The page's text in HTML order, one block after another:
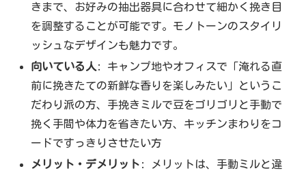
きまで、お好みの抽出器具に合わせて細かく挽き目
を調整することが可能です。モノトーンのスタイリ
ッシュなデザインも魅力です。
向いている人 : キャンプ地やオフィスで「淹れる直
前に挽きたての新鮮な香りを楽しみたい」というこ
だわり派の方、手挽きミルで豆をゴリゴリと手動で
挽く手間や体力を省きたい方、キッチンまわりをコ
ードですっきりさせたい方
メリット・デメリット : メリットは、手動ミルと違